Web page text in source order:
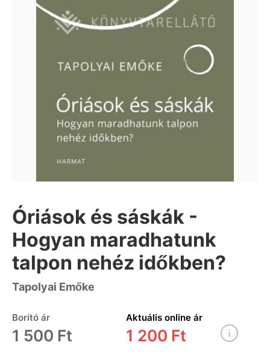
Óriások és sáskák -
Hogyan maradhatunk
talpon nehéz időkben?
Tapolyai Emőke
Borító ár
1 500 Ft
Aktuális online ár
1 200 Ft